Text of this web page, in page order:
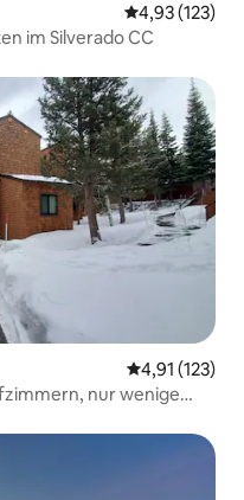
4,93 (123)
im Silverado CC
4,91 (123)
nur wenige